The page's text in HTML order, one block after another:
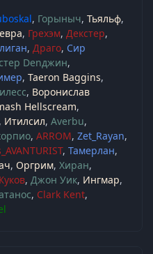
Горыныч Тьяльф
Грехэм Декстер
Драго Сир
Denджин
Taeron Baggins
Воронислав
Hellscream
Итилсил Averbu
ARROM Zet_Rayan
Тамерлан
Оргрим Хиран
Джон Уик Ингмар
Clark Kent